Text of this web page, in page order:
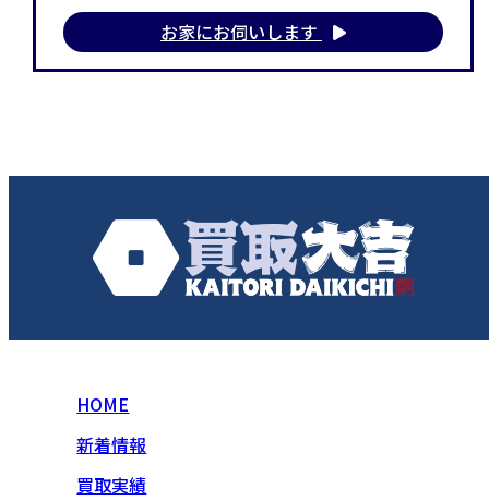
お家にお伺いします
HOME
新着情報
買取実績